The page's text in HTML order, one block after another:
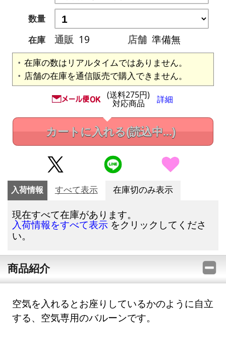
数量
在庫
通販 19 店舗 準備無
在庫の数はリアルタイムではありません。
店舗の在庫を通信販売で購入できません。
(送料275円)
対応商品 詳細
カートに入れる(読込中...)
入荷情報 すべて表示 在庫切のみ表示
現在すべて在庫があります。
入荷情報をすべて表示 をクリックしてくださ
い。
商品紹介
空気を入れるとお座りしているかのように自立
する、空気専用のバルーンです。